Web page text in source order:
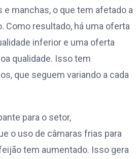
manchas, o que tem afetado a
Como resultado, há uma oferta
inferior e uma oferta
qualidade. Isso tem
que seguem variando a cada
para o setor,
o uso de câmaras frias para
tem aumentado. Isso gera